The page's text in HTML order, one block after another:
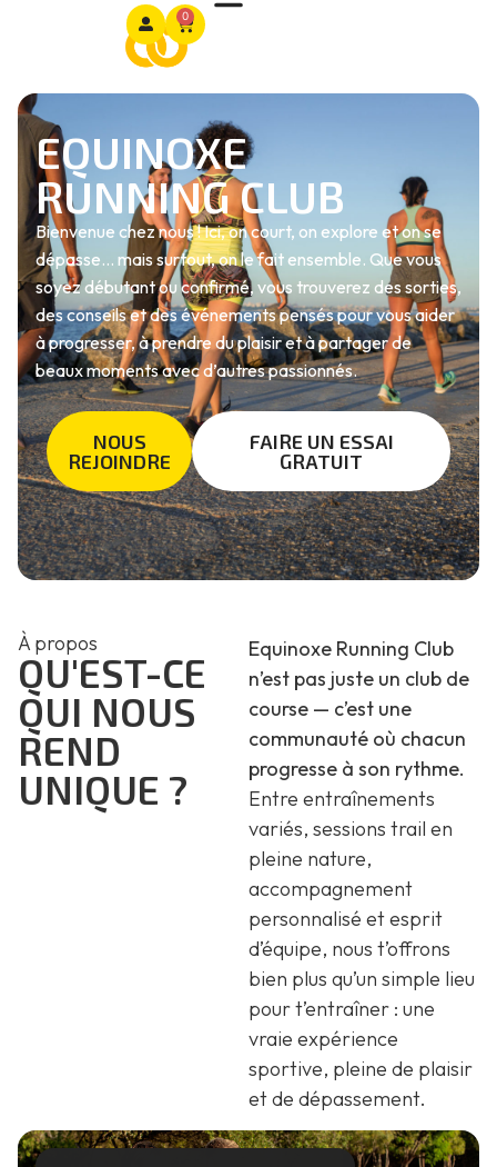
0
EQUINOXE
RUNNING CLUB
Bienvenue chez nous ! Ici, on court, on explore et on se
dépasse… mais surtout, on le fait ensemble. Que vous
soyez débutant ou confirmé, vous trouverez des sorties,
des conseils et des événements pensés pour vous aider
à progresser, à prendre du plaisir et à partager de
beaux moments avec d’autres passionnés.
NOUS
REJOINDRE
FAIRE UN ESSAI
GRATUIT
À propos
QU'EST-CE
QUI NOUS
REND
UNIQUE ?
Equinoxe Running Club
n’est pas juste un club de
course — c’est une
communauté où chacun
progresse à son rythme.
Entre entraînements
variés, sessions trail en
pleine nature,
accompagnement
personnalisé et esprit
d’équipe, nous t’offrons
bien plus qu’un simple lieu
pour t’entraîner : une
vraie expérience
sportive, pleine de plaisir
et de dépassement.